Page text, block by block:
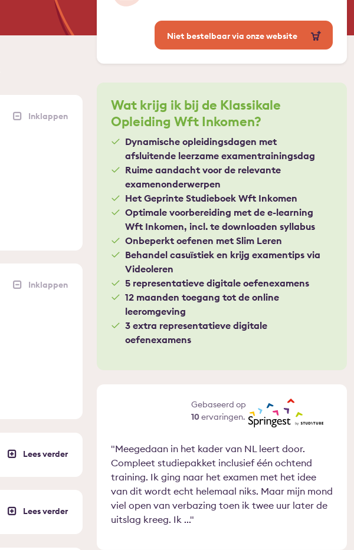
Niet bestelbaar via onze website
Wat krijg ik bij de Klassikale
Opleiding Wft Inkomen?
Dynamische opleidingsdagen met
afsluitende leerzame examentrainingsdag
Ruime aandacht voor de relevante
examenonderwerpen
Het Geprinte Studieboek Wft Inkomen
Optimale voorbereiding met de e-learning
Wft Inkomen, incl. te downloaden syllabus
Onbeperkt oefenen met Slim Leren
Behandel casuïstiek en krijg examentips via
Videoleren
5 representatieve digitale oefenexamens
12 maanden toegang tot de online
leeromgeving
3 extra representatieve digitale
oefenexamens
Gebaseerd op
10ervaringen.
Meegedaan in het kader van NL leert door.
Compleet studiepakket inclusief één ochtend
training. Ik ging naar het examen met het idee
van dit wordt echt helemaal niks. Maar mijn mond
viel open van verbazing toen ik twee uur later de
uitslag kreeg. Ik ...